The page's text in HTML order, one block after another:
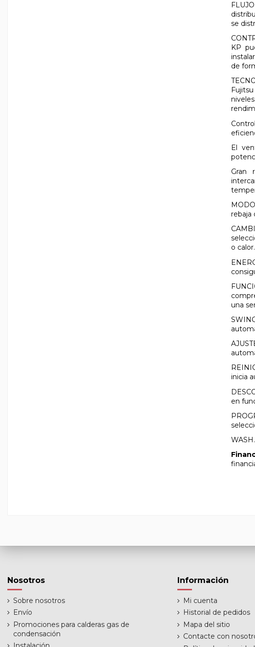
se
KP
de
El
Gran
rebaja
o calor.
una
inicia
en
Nosotros
Sobre nosotros
Envío
Promociones para calderas gas de
condensación
Información
Mi cuenta
Historial de pedidos
Mapa del sitio
Contacte con